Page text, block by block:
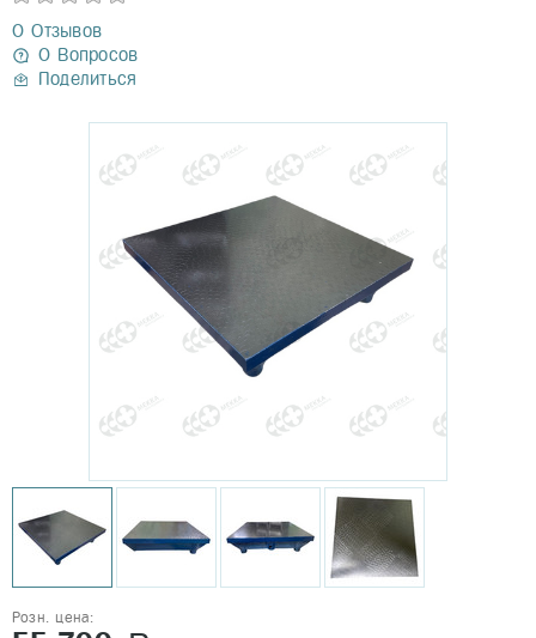
0 Отзывов
0 Вопросов
Поделиться
Розн. цена: